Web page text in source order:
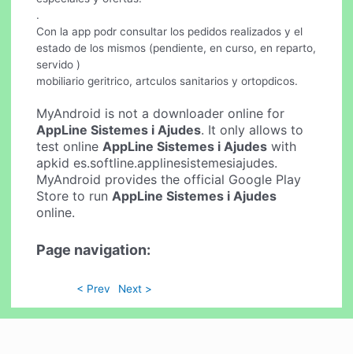
.
Con la app podr consultar los pedidos realizados y el
estado de los mismos (pendiente, en curso, en reparto,
servido )
mobiliario geritrico, artculos sanitarios y ortopdicos.
MyAndroid is not a downloader online for
AppLine Sistemes i Ajudes. It only allows to
test onlineAppLine Sistemes i Ajudes with
apkid es.softline.applinesistemesiajudes.
MyAndroid provides the official Google Play
Store to runAppLine Sistemes i Ajudes
online.
Page navigation:
< Prev Next >